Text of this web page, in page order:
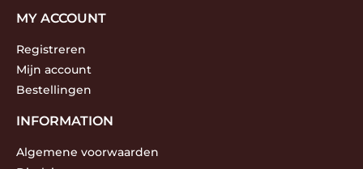
MY ACCOUNT
Registreren
Mijn account
Bestellingen
INFORMATION
Algemene voorwaarden